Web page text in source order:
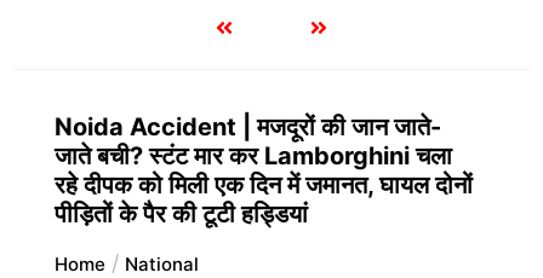
Noida Accident | मजदूरों की जान जाते-
जाते बची? स्टंट मार कर Lamborghini चला
रहे दीपक को मिली एक दिन में जमानत, घायल दोनों
पीड़ितों के पैर की टूटी हड्डियां
Home National